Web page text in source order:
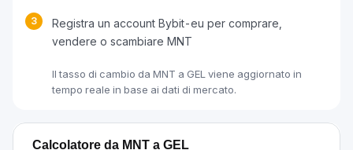
3
Registra un account Bybit-eu per comprare,
vendere o scambiare MNT
Il tasso di cambio da MNT a GEL viene aggiornato in
tempo reale in base ai dati di mercato.
Calcolatore da MNT a GEL